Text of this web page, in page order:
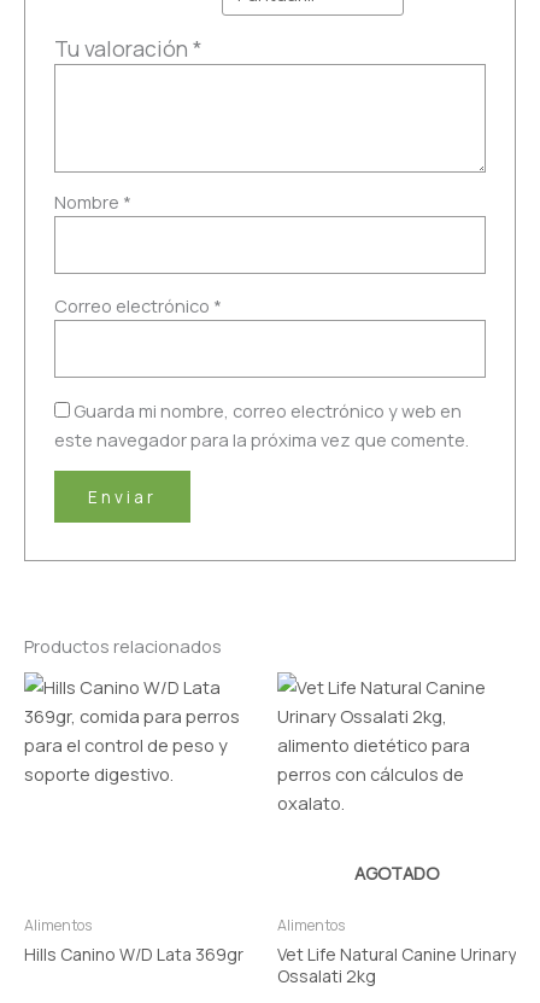
Tu valoración*
Nombre *
Correo electrónico *
Guarda mi nombre, correo electrónico y web en
este navegador para la próxima vez que comente.
Productos relacionados
Alimentos
Hills Canino W/D Lata 369gr
AGOTADO
Alimentos
Vet Life Natural Canine Urinary
Ossalati 2kg